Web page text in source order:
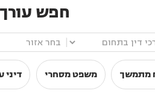
חפש
מתמשך משפט מסחרי דיני